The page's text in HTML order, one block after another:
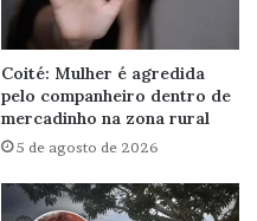
Coité: Mulher é agredida
pelo companheiro dentro de
mercadinho na zona rural
5 de agosto de 2026